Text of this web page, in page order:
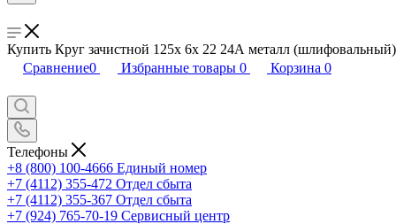
Купить Круг зачистной 125х 6х 22 24А металл
Сравнение0 Избранные товары 0 Корзина 0
Телефоны
+8 (800) 100-4666 Единый номер
+7 (4112) 355-472 Отдел сбыта
+7 (4112) 355-367 Отдел сбыта
+7 (924) 765-70-19 Сервисный центр